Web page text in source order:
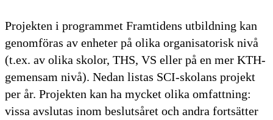
Projekten i programmet Framtidens utbildning kan
genomföras av enheter på olika organisatorisk nivå
(t.ex. av olika skolor, THS, VS eller på en mer KTH-
gemensam nivå). Nedan listas SCI-skolans projekt
per år. Projekten kan ha mycket olika omfattning:
vissa avslutas inom beslutsåret och andra fortsätter